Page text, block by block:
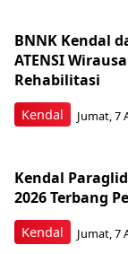
Kendal
BNNK Kendal
ATENSI
Rehabilitasi
Jumat, 7
Kendal
Kendal
2026 Terbang
Jumat, 7